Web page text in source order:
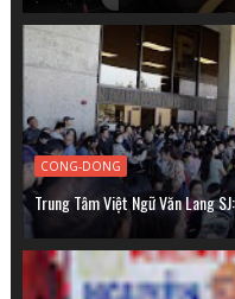
CONG-DONG
Trung Tâm Việt Ngữ Văn Lang